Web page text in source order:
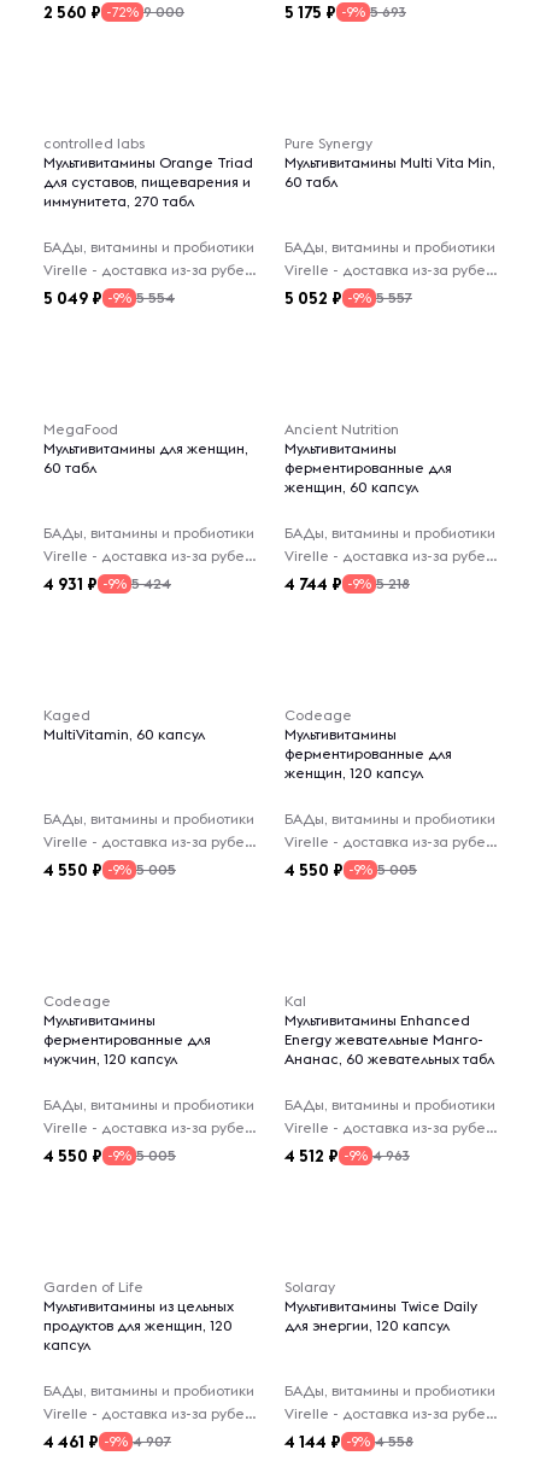
2 560 -72% 9 000 5 175 -9% 5 693
controlled labs
Мультивитамины Orange Triad
для суставов, пищеварения и
иммунитета, 270 табл
БАДы, витамины и пробиотики
Virelle - доставка из-за рубежа
5 049 -9% 5 554
Pure Synergy
Мультивитамины Multi Vita Min,
60 табл
БАДы, витамины и пробиотики
Virelle - доставка из-за рубежа
5 052 -9% 5 557
MegaFood
Мультивитамины для женщин,
60 табл
БАДы, витамины и пробиотики
Virelle - доставка из-за рубежа
4 931 -9% 5 424
Ancient Nutrition
Мультивитамины
ферментированные для
женщин, 60 капсул
БАДы, витамины и пробиотики
Virelle - доставка из-за рубежа
4 744 -9% 5 218
Kaged
MultiVitamin, 60 капсул
БАДы, витамины и пробиотики
Virelle - доставка из-за рубежа
4 550 -9% 5 005
Codeage
Мультивитамины
ферментированные для
женщин, 120 капсул
БАДы, витамины и пробиотики
Virelle - доставка из-за рубежа
4 550 -9% 5 005
Codeage
Мультивитамины
ферментированные для
мужчин, 120 капсул
БАДы, витамины и пробиотики
Virelle - доставка из-за рубежа
4 550 -9% 5 005
Kal
Мультивитамины Enhanced
Energy жевательные Манго-
Ананас, 60 жевательных табл
БАДы, витамины и пробиотики
Virelle - доставка из-за рубежа
4 512 -9% 4 963
Garden of Life
Мультивитамины из цельных
продуктов для женщин, 120
капсул
БАДы, витамины и пробиотики
Virelle - доставка из-за рубежа
4 461 -9% 4 907
Solaray
Мультивитамины Twice Daily
для энергии, 120 капсул
БАДы, витамины и пробиотики
Virelle - доставка из-за рубежа
4 144 -9% 4 558